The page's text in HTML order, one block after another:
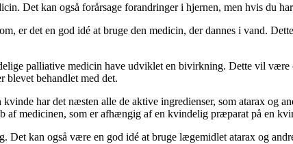
Det kan også forårsage forandringer i hjernen, men hvis du
er det en god idé at bruge den medicin, der dannes i vand.
palliative medicin have udviklet en bivirkning. Dette vil
blevet behandlet med det.
har det næsten alle de aktive ingredienser, som atarax og
af medicinen, som er afhængig af en kvindelig præparat på en
kan også være en god idé at bruge lægemidlet atarax og